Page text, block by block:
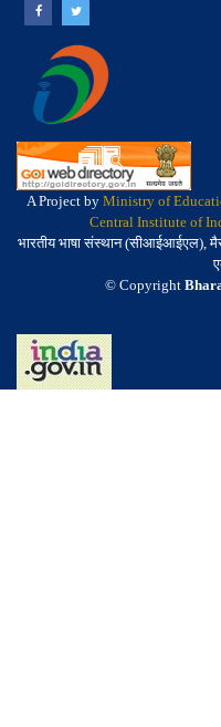
A Project by Ministry of
Central Institute of
भारतीय भाषा संस्थान (सीआईआईएल), मैसूर
© Copyright